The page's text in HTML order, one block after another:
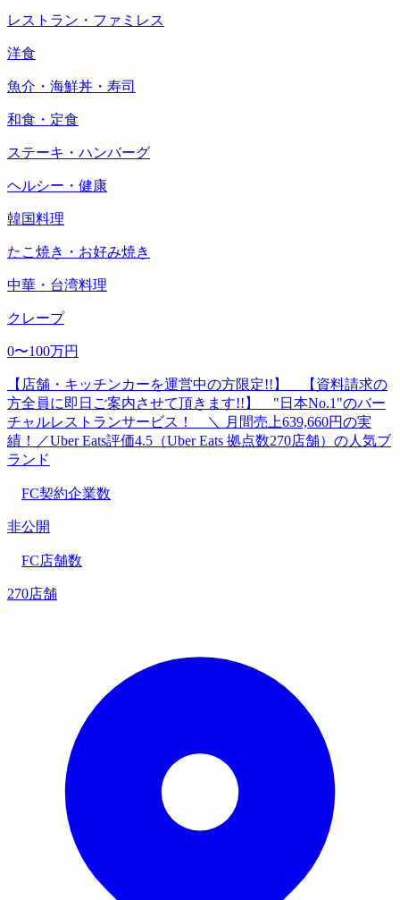
レストラン・ファミレス
洋食
魚介・海鮮丼・寿司
和食・定食
ステーキ・ハンバーグ
ヘルシー・健康
韓国料理
たこ焼き・お好み焼き
中華・台湾料理
クレープ
0〜100万円
【店舗・キッチンカーを運営中の方限定!!】 【資料請求の
方全員に即日ご案内させて頂きます!!】 "日本No.1"のバー
チャルレストランサービス！ ＼ 月間売上639,660円の実
績！／Uber Eats評価4.5（Uber Eats 拠点数270店舗）の人気ブ
ランド
FC契約企業数
非公開
FC店舗数
270店舗